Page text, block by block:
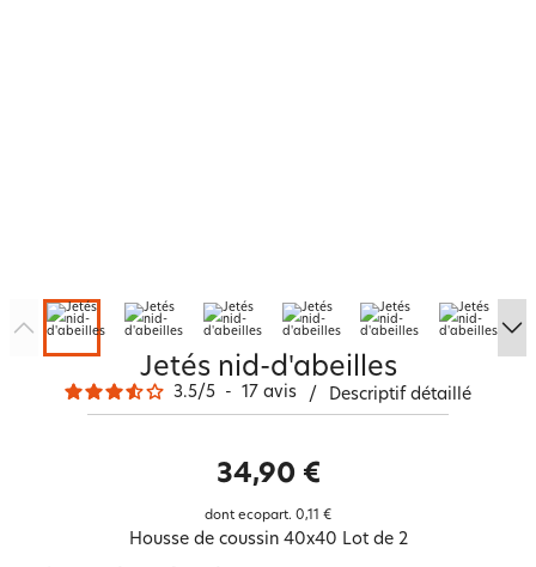
Jetés nid-d'abeilles
3.5/5 - 17 avis / Descriptif détaillé
34,90 €
dont ecopart. 0,11 €
Housse de coussin 40x40 Lot de 2